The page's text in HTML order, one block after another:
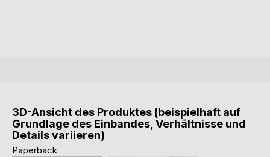
3D-Ansicht des Produktes (beispielhaft auf
Grundlage des Einbandes, Verhältnisse und
Details variieren)
Paperback